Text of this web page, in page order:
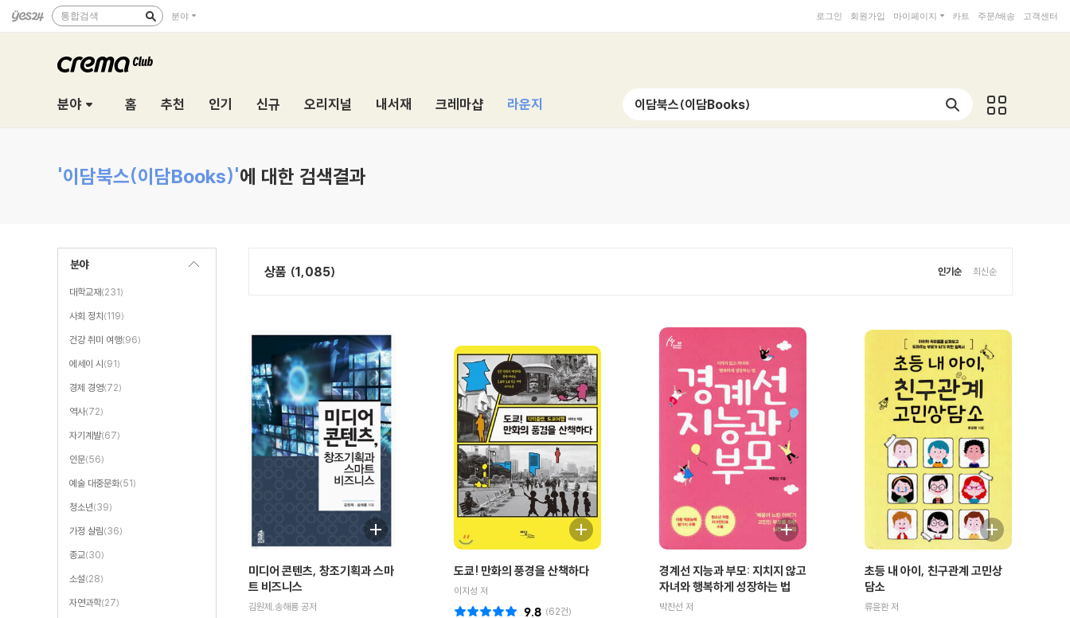
통합검색 분야 로그인 회원가입 마이페이지 카트 주문/배송 고객센터
분야 홈 추천 인기 신규 오리지널 내서재 크레마샵 라운지
'이담북스(이담Books)'에 대한 검색결과
분야
대학교재(231)
사회 정치(119)
건강 취미 여행(96)
에세이 시(91)
경제 경영(72)
역사(72)
자기계발(67)
인문(56)
예술 대중문화(51)
청소년(39)
가정 살림(36)
종교(30)
소설(28)
자연과학(27)
상품 (1,085) 인기순 최신순
미디어 콘텐츠, 창조기획과 스마
트 비즈니스
김원제,송해룡 공저
도쿄! 만화의 풍경을 산책하다
이지성 저
(62건)
9.8
경계선 지능과 부모: 지치지 않고
자녀와 행복하게 성장하는 법
박찬선 저
초등 내 아이, 친구관계 고민상
담소
류윤환 저